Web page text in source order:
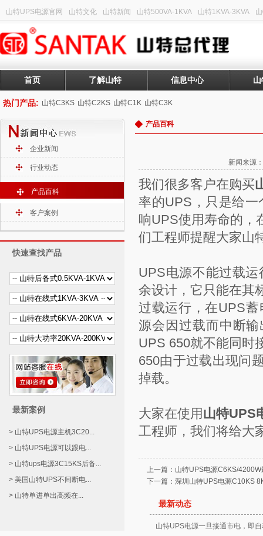
山特UPS电源官网 山特文化 山特新闻 山特500VA-1KVA 山特1KVA-3KVA
首页 了解山特 信息中心
热门产品: 山特C3KS 山特C2KS 山特C1K 山特C3K
企业新闻
行业动态
产品百科
客户案例
快速查找产品
最新案例
> 山特UPS电源主机3C20...
> 山特UPS电源可以跟电...
> 山特ups电源3C15KS后备...
> 美国山特UPS不间断电...
> 山特单进单出高频在...
产品百科
新闻来源
我们很多客户在购买
率的UPS，只是给
响UPS使用寿命的，
们工程师提醒大家山
UPS电源不能过载
余设计，它只能在其
过载运行，在UPS
源会因过载而中断
UPS 650就不能同时
650由于过载出现问
掉载。
大家在使用 山特UPS
工程师，我们将给大
上一篇： 山特UPS电源C6KS/
下一篇： 深圳山特UPS电源C10KS
最新动态
山特UPS电源一旦接通市电，即